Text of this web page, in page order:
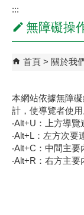
:::
無障礙操
首頁 關於我
本網站依據無障
計，使導覽者使
‧Alt+U：上方導
‧Alt+L：左方次要
‧Alt+C：中間主
‧Alt+R：右方主